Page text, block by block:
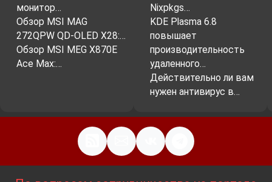
монитор…
Обзор MSI MAG
272QPW QD-OLED X28:…
Обзор MSI MEG X870E
Ace Max:…
Nixpkgs…
KDE Plasma 6.8
повышает
производительность
удаленного…
Действительно ли вам
нужен антивирус в…